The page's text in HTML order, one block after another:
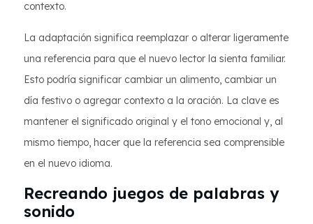
contexto.
La adaptación significa reemplazar o alterar ligeramente
una referencia para que el nuevo lector la sienta familiar.
Esto podría significar cambiar un alimento, cambiar un
día festivo o agregar contexto a la oración. La clave es
mantener el significado original y el tono emocional y, al
mismo tiempo, hacer que la referencia sea comprensible
en el nuevo idioma.
Recreando juegos de palabras y
sonido